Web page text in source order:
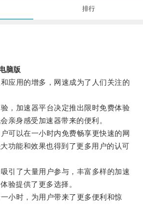
排行
脑版
用的增多，网速成为了人们关注的
加速器平台决定推出限时免费体验
亲身感受加速器带来的便利。
以在一小时内免费畅享更快速的网
功能和效果也得到了更多用户的认可
了大量用户参与，丰富多样的加速
验提供了更多选择。
时，为用户带来了更多便利和惊